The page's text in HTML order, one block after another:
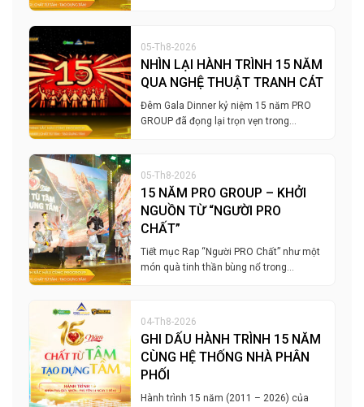
05-Th8-2026
NHÌN LẠI HÀNH TRÌNH 15 NĂM
QUA NGHỆ THUẬT TRANH CÁT
Đêm Gala Dinner kỷ niệm 15 năm PRO
GROUP đã đọng lại trọn vẹn trong…
05-Th8-2026
15 NĂM PRO GROUP – KHỞI
NGUỒN TỪ “NGƯỜI PRO
CHẤT”
Tiết mục Rap “Người PRO Chất” như một
món quà tinh thần bùng nổ trong…
04-Th8-2026
GHI DẤU HÀNH TRÌNH 15 NĂM
CÙNG HỆ THỐNG NHÀ PHÂN
PHỐI
Hành trình 15 năm (2011 – 2026) của